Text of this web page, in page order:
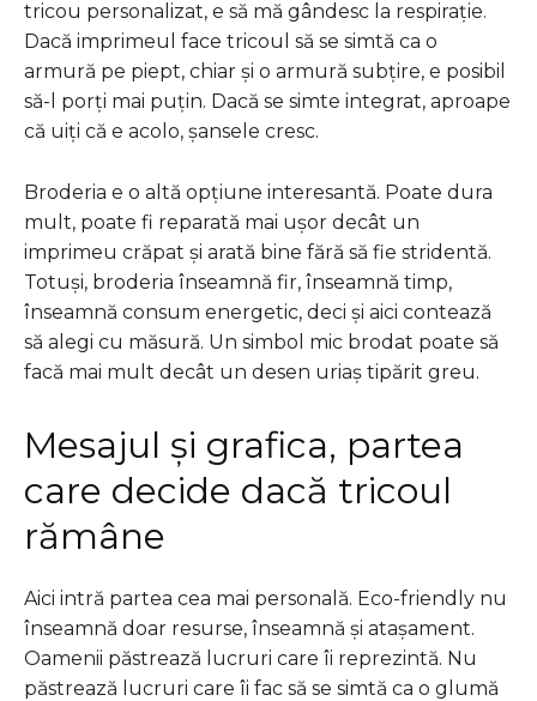
tricou personalizat, e să mă gândesc la respirație.
Dacă imprimeul face tricoul să se simtă ca o
armură pe piept, chiar și o armură subțire, e posibil
să-l porți mai puțin. Dacă se simte integrat, aproape
că uiți că e acolo, șansele cresc.
Broderia e o altă opțiune interesantă. Poate dura
mult, poate fi reparată mai ușor decât un
imprimeu crăpat și arată bine fără să fie stridentă.
Totuși, broderia înseamnă fir, înseamnă timp,
înseamnă consum energetic, deci și aici contează
să alegi cu măsură. Un simbol mic brodat poate să
facă mai mult decât un desen uriaș tipărit greu.
Mesajul și grafica, partea
care decide dacă tricoul
rămâne
Aici intră partea cea mai personală. Eco-friendly nu
înseamnă doar resurse, înseamnă și atașament.
Oamenii păstrează lucruri care îi reprezintă. Nu
păstrează lucruri care îi fac să se simtă ca o glumă